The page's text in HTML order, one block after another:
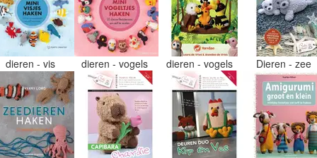
dieren - vis dieren - vogels dieren - vogels Dieren - zee